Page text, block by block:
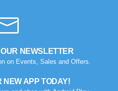
NEWSLETTER
on Events, Sales and Offers.
NEW APP TODAY!